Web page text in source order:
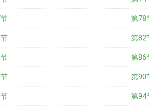
第78
第82
第86
第90
第94